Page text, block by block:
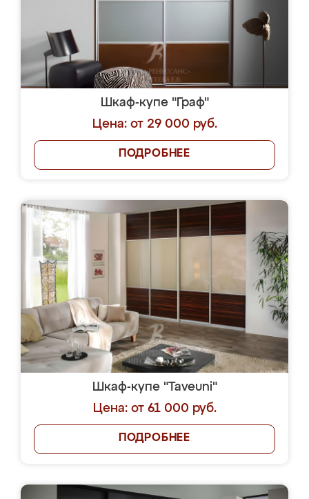
Шкаф-купе "Граф"
Цена: от 29 000 руб.
ПОДРОБНЕЕ
Шкаф-купе "Taveuni"
Цена: от 61 000 руб.
ПОДРОБНЕЕ